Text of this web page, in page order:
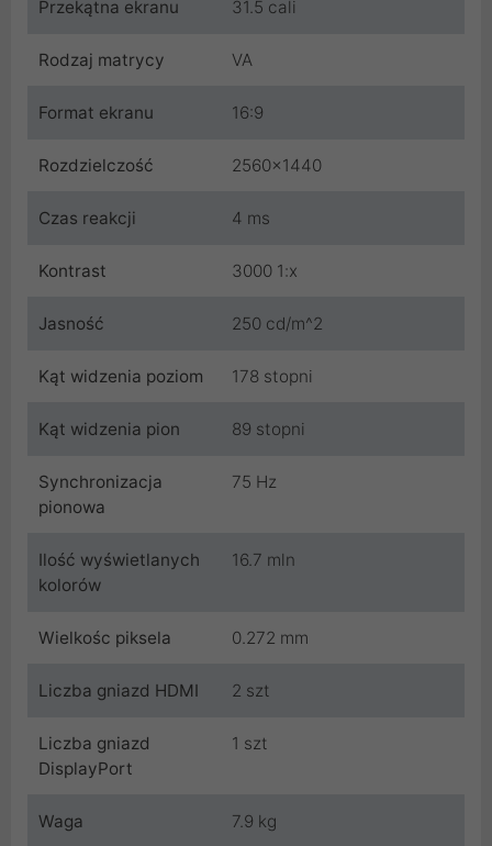
Przekątna ekranu 31.5 cali
Rodzaj matrycy VA
Format ekranu 16:9
Rozdzielczość 2560x1440
Czas reakcji 4 ms
Kontrast 3000 1:x
Jasność 250 cd/m^2
Kąt widzenia poziom 178 stopni
Kąt widzenia pion 89 stopni
Synchronizacja
pionowa
75 Hz
Ilość wyświetlanych
kolorów
16.7 mln
Wielkośc piksela 0.272 mm
Liczba gniazd HDMI 2 szt
Liczba gniazd
DisplayPort
1 szt
Waga 7.9 kg